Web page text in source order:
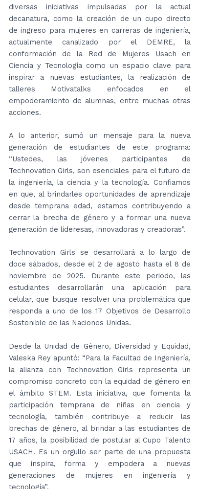
diversas iniciativas impulsadas por la actual
decanatura, como la creación de un cupo directo
de ingreso para mujeres en carreras de ingeniería,
actualmente canalizado por el DEMRE, la
conformación de la Red de Mujeres Usach en
Ciencia y Tecnología como un espacio clave para
inspirar a nuevas estudiantes, la realización de
talleres Motivatalks enfocados en el
empoderamiento de alumnas, entre muchas otras
acciones.
A lo anterior, sumó un mensaje para la nueva
generación de estudiantes de este programa:
“Ustedes, las jóvenes participantes de
Technovation Girls, son esenciales para el futuro de
la ingeniería, la ciencia y la tecnología. Confiamos
en que, al brindarles oportunidades de aprendizaje
desde temprana edad, estamos contribuyendo a
cerrar la brecha de género y a formar una nueva
generación de lideresas, innovadoras y creadoras”.
Technovation Girls se desarrollará a lo largo de
doce sábados, desde el 2 de agosto hasta el 8 de
noviembre de 2025. Durante este periodo, las
estudiantes desarrollarán una aplicación para
celular, que busque resolver una problemática que
responda a uno de los 17 Objetivos de Desarrollo
Sostenible de las Naciones Unidas.
Desde la Unidad de Género, Diversidad y Equidad,
Valeska Rey apuntó: “Para la Facultad de Ingeniería,
la alianza con Technovation Girls representa un
compromiso concreto con la equidad de género en
el ámbito STEM. Esta iniciativa, que fomenta la
participación temprana de niñas en ciencia y
tecnología, también contribuye a reducir las
brechas de género, al brindar a las estudiantes de
17 años, la posibilidad de postular al Cupo Talento
USACH. Es un orgullo ser parte de una propuesta
que inspira, forma y empodera a nuevas
generaciones de mujeres en ingeniería y
tecnología”.